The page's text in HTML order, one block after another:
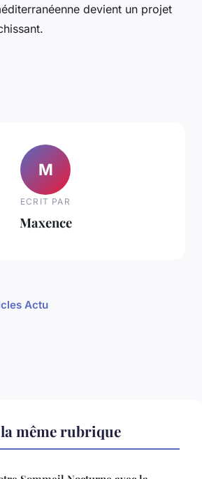
devient un projet
M
ECRIT PAR
Maxence
Actu
même rubrique